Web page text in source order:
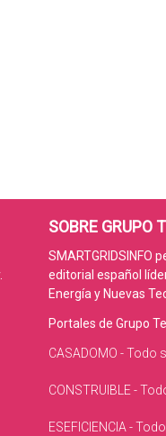
SOBRE GRUPO
SMARTGRIDSINFO
editorial español
Energía y Nuevas
Portales de Grupo
CASADOMO - Todo
CONSTRUIBLE -
ESEFICIENCIA -